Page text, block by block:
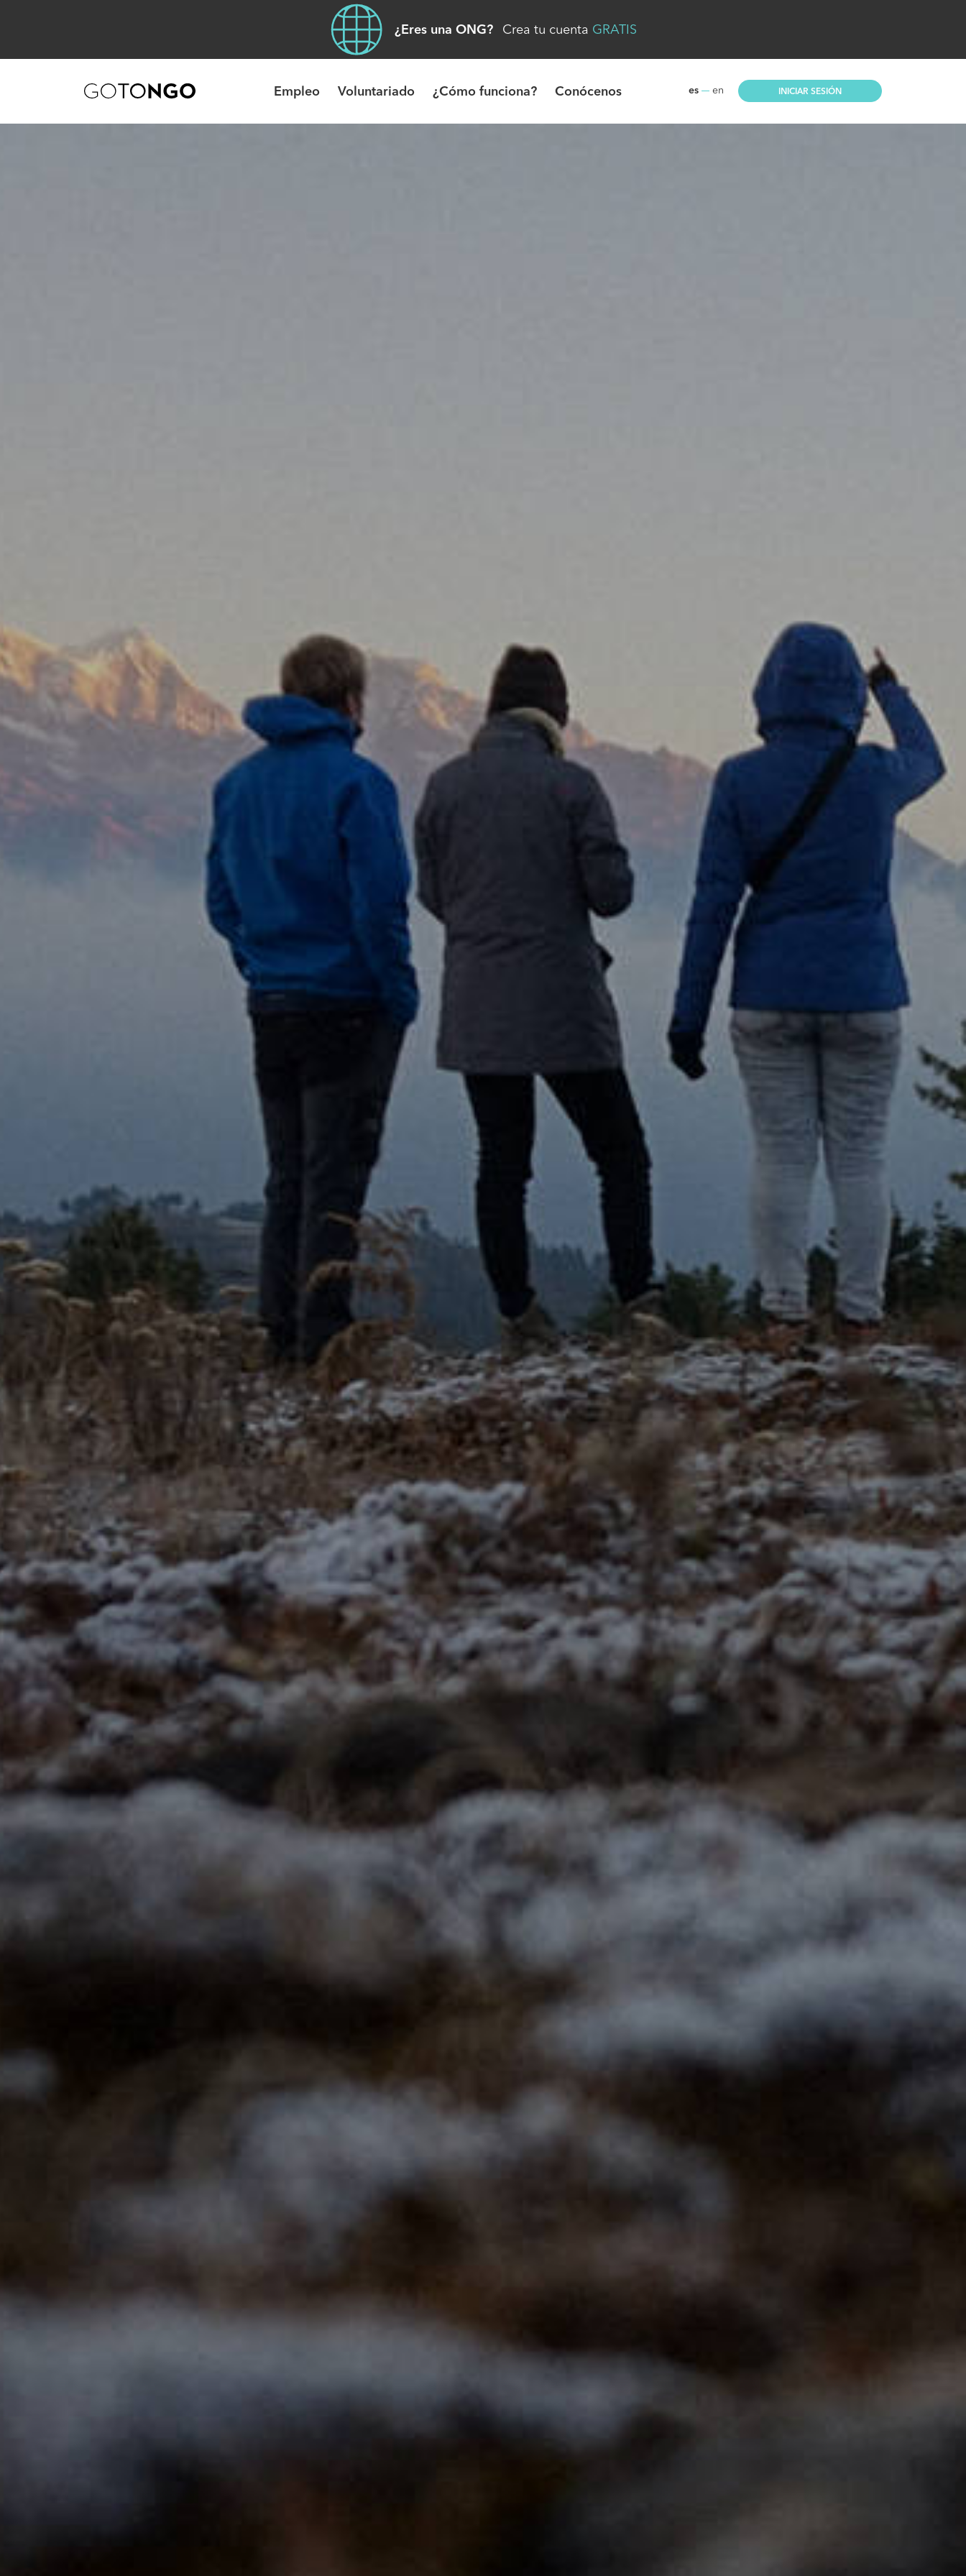
¿Eres una ONG? Crea tu cuenta GRATIS
Empleo Voluntariado ¿Cómo funciona? Conócenos es en INICIAR SESIÓN